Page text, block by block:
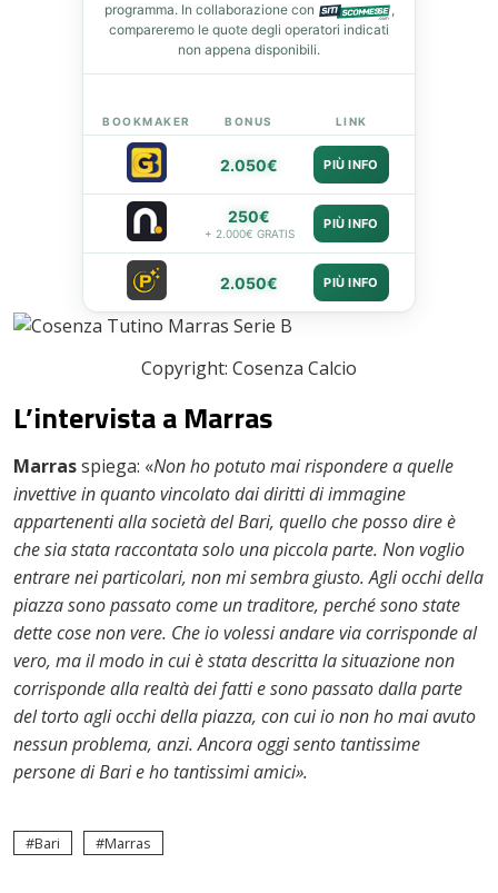
programma. In collaborazione con
,
compareremo le quote degli operatori indicati
non appena disponibili.
BOOKMAKER BONUS LINK
2.050€ PIÙ INFO
250€
+ 2.000€ GRATIS
PIÙ INFO
2.050€ PIÙ INFO
Copyright: Cosenza Calcio
L’intervista a Marras
Marrasspiega: «Non ho potuto mai rispondere a quelle
invettive in quanto vincolato dai diritti di immagine
appartenenti alla società del Bari, quello che posso dire è
che sia stata raccontata solo una piccola parte. Non voglio
entrare nei particolari, non mi sembra giusto. Agli occhi della
piazza sono passato come un traditore, perché sono state
dette cose non vere. Che io volessi andare via corrisponde al
vero, ma il modo in cui è stata descritta la situazione non
corrisponde alla realtà dei fatti e sono passato dalla parte
del torto agli occhi della piazza, con cui io non ho mai avuto
nessun problema, anzi. Ancora oggi sento tantissime
persone di Bari e ho tantissimi amici».
Bari Marras